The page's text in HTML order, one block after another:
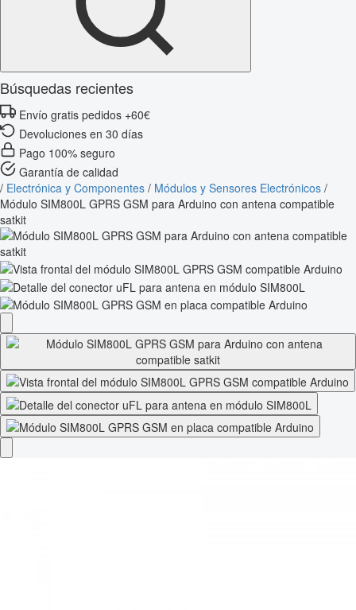
Búsquedas recientes
Envío gratis pedidos +60€
Devoluciones en 30 días
Pago 100% seguro
Garantía de calidad
/ Electrónica y Componentes / Módulos y Sensores Electrónicos /
Módulo SIM800L GPRS GSM para Arduino con antena compatible
satkit